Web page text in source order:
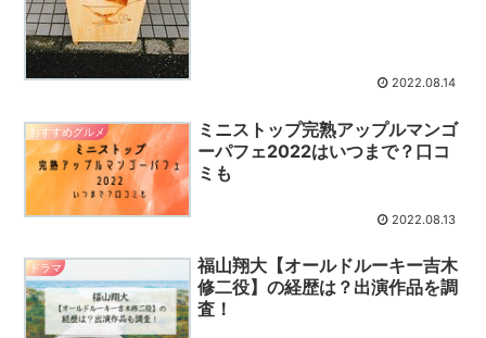
2022.08.14
おすすめグルメ
ミニストップ完熟アップルマンゴ
ーパフェ2022はいつまで？口コ
ミも
2022.08.13
ドラマ
福山翔大【オールドルーキー吉木
修二役】の経歴は？出演作品を調
査！